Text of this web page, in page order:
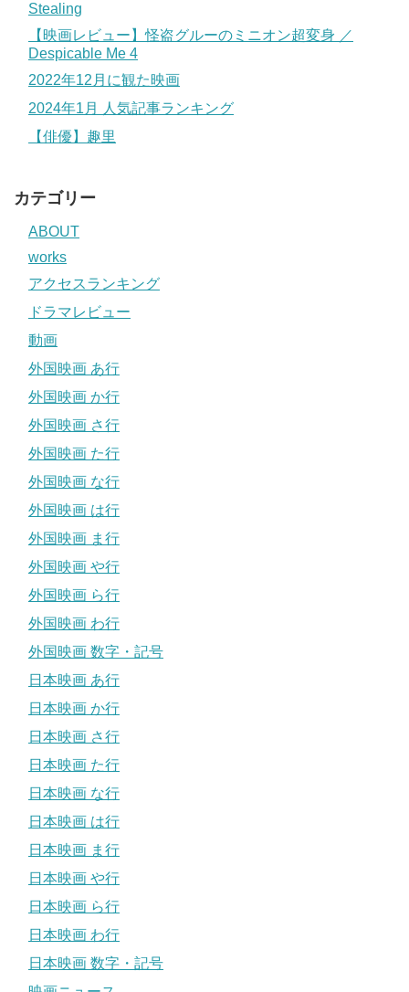
Stealing
【映画レビュー】怪盗グルーのミニオン超変身 ／
Despicable Me 4
2022年12月に観た映画
2024年1月 人気記事ランキング
【俳優】趣里
カテゴリー
ABOUT
works
アクセスランキング
ドラマレビュー
動画
外国映画 あ行
外国映画 か行
外国映画 さ行
外国映画 た行
外国映画 な行
外国映画 は行
外国映画 ま行
外国映画 や行
外国映画 ら行
外国映画 わ行
外国映画 数字・記号
日本映画 あ行
日本映画 か行
日本映画 さ行
日本映画 た行
日本映画 な行
日本映画 は行
日本映画 ま行
日本映画 や行
日本映画 ら行
日本映画 わ行
日本映画 数字・記号